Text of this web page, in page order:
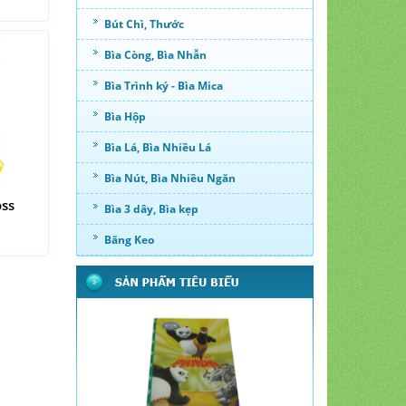
Bút Chì, Thước
Bìa Còng, Bìa Nhẫn
Bìa Trình ký - Bìa Mica
Bìa Hộp
Bìa Lá, Bìa Nhiều Lá
Bìa Nút, Bìa Nhiều Ngăn
Bìa 3 dây, Bìa kẹp
Băng Keo